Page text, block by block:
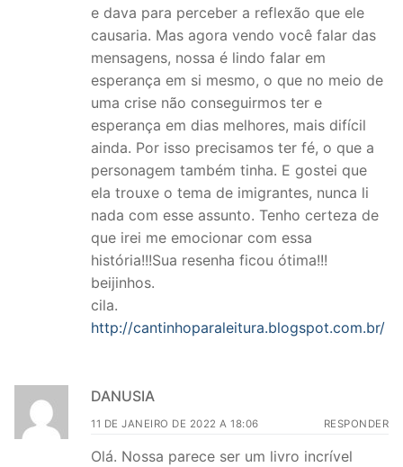
e dava para perceber a reflexão que ele
causaria. Mas agora vendo você falar das
mensagens, nossa é lindo falar em
esperança em si mesmo, o que no meio de
uma crise não conseguirmos ter e
esperança em dias melhores, mais difícil
ainda. Por isso precisamos ter fé, o que a
personagem também tinha. E gostei que
ela trouxe o tema de imigrantes, nunca li
nada com esse assunto. Tenho certeza de
que irei me emocionar com essa
história!!!Sua resenha ficou ótima!!!
beijinhos.
cila.
http://cantinhoparaleitura.blogspot.com.br/
DANUSIA
11 DE JANEIRO DE 2022 A 18:06 RESPONDER
Olá. Nossa parece ser um livro incrível